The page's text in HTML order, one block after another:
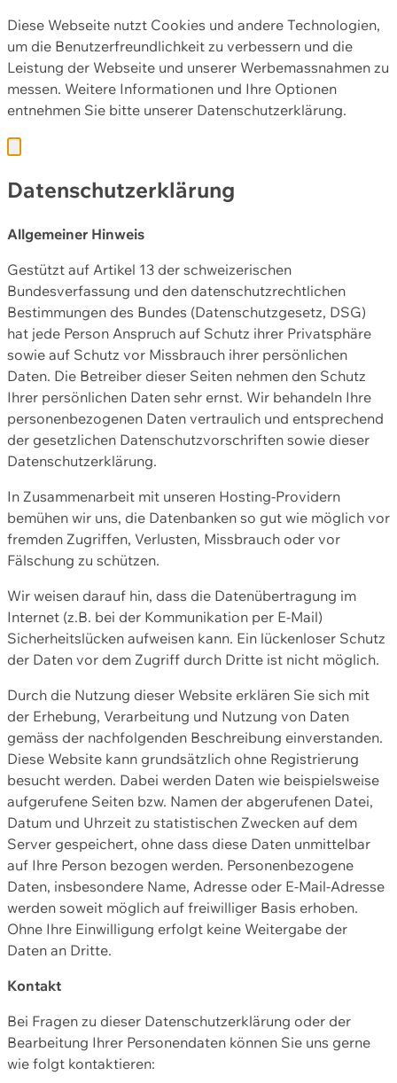
Diese Webseite nutzt Cookies und andere Technologien,
um die Benutzerfreundlichkeit zu verbessern und die
Leistung der Webseite und unserer Werbemassnahmen zu
messen. Weitere Informationen und Ihre Optionen
entnehmen Sie bitte unserer Datenschutzerklärung.
Datenschutzerklärung
Allgemeiner Hinweis
Gestützt auf Artikel 13 der schweizerischen
Bundesverfassung und den datenschutzrechtlichen
Bestimmungen des Bundes (Datenschutzgesetz, DSG)
hat jede Person Anspruch auf Schutz ihrer Privatsphäre
sowie auf Schutz vor Missbrauch ihrer persönlichen
Daten. Die Betreiber dieser Seiten nehmen den Schutz
Ihrer persönlichen Daten sehr ernst. Wir behandeln Ihre
personenbezogenen Daten vertraulich und entsprechend
der gesetzlichen Datenschutzvorschriften sowie dieser
Datenschutzerklärung.
In Zusammenarbeit mit unseren Hosting-Providern
bemühen wir uns, die Datenbanken so gut wie möglich vor
fremden Zugriffen, Verlusten, Missbrauch oder vor
Fälschung zu schützen.
Wir weisen darauf hin, dass die Datenübertragung im
Internet (z.B. bei der Kommunikation per E-Mail)
Sicherheitslücken aufweisen kann. Ein lückenloser Schutz
der Daten vor dem Zugriff durch Dritte ist nicht möglich.
Durch die Nutzung dieser Website erklären Sie sich mit
der Erhebung, Verarbeitung und Nutzung von Daten
gemäss der nachfolgenden Beschreibung einverstanden.
Diese Website kann grundsätzlich ohne Registrierung
besucht werden. Dabei werden Daten wie beispielsweise
aufgerufene Seiten bzw. Namen der abgerufenen Datei,
Datum und Uhrzeit zu statistischen Zwecken auf dem
Server gespeichert, ohne dass diese Daten unmittelbar
auf Ihre Person bezogen werden. Personenbezogene
Daten, insbesondere Name, Adresse oder E-Mail-Adresse
werden soweit möglich auf freiwilliger Basis erhoben.
Ohne Ihre Einwilligung erfolgt keine Weitergabe der
Daten an Dritte.
Kontakt
Bei Fragen zu dieser Datenschutzerklärung oder der
Bearbeitung Ihrer Personendaten können Sie uns gerne
wie folgt kontaktieren: